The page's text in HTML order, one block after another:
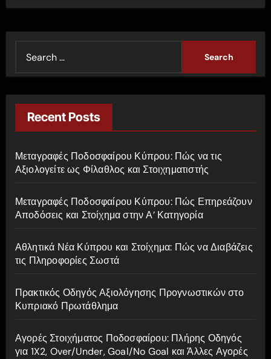
h
f
o
:
Recent Posts
Μεταγραφές Ποδοσφαίρου Κύπρου: Πώς να τις
Αξιολογείτε ως Φίλαθλος και Στοιχηματιστής
Μεταγραφές Ποδοσφαίρου Κύπρου: Πώς Επηρεάζουν
Αποδόσεις και Στοίχημα στην Α’ Κατηγορία
Αθλητικά Νέα Κύπρου και Στοίχημα: Πώς να Διαβάζεις
τις Πληροφορίες Σωστά
Πρακτικός Οδηγός Αξιολόγησης Προγνωστικών στο
Κυπριακό Πρωτάθλημα
Αγορές Στοιχήματος Ποδοσφαίρου: Πλήρης Οδηγός
για 1X2, Over/Under, Goal/No Goal και Άλλες Αγορές